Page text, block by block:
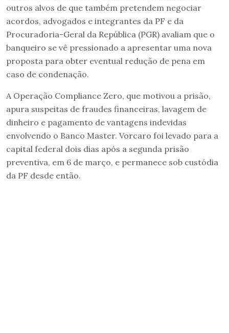
outros alvos de que também pretendem negociar
acordos, advogados e integrantes da PF e da
Procuradoria-Geral da República (PGR) avaliam que o
banqueiro se vê pressionado a apresentar uma nova
proposta para obter eventual redução de pena em
caso de condenação.
A Operação Compliance Zero, que motivou a prisão,
apura suspeitas de fraudes financeiras, lavagem de
dinheiro e pagamento de vantagens indevidas
envolvendo o Banco Master. Vorcaro foi levado para a
capital federal dois dias após a segunda prisão
preventiva, em 6 de março, e permanece sob custódia
da PF desde então.